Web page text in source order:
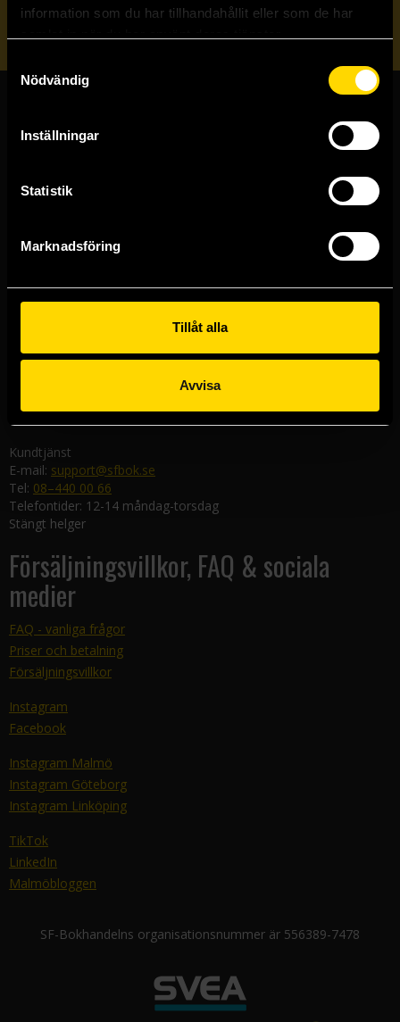
information som du har tillhandahållit eller som de har
Nödvändig
Inställningar
Statistik
Marknadsföring
Tillåt alla
Avvisa
Skicka
Butiker & kundtjänst
Västerlånggatan 48
Göteborgsbutiken
Kungsgatan 19
Malmöbutiken
582 19 Linköping
Kundtjänst
E-mail: support@sfbok.se
Tel: 08–440 00 66
Telefontider: 12-14 måndag-torsdag
Stängt helger
Försäljningsvillkor, FAQ & sociala
medier
FAQ - vanliga frågor
Priser och betalning
Försäljningsvillkor
Instagram
Facebook
Instagram Malmö
Instagram Göteborg
Instagram Linköping
TikTok
LinkedIn
Malmöbloggen
SF-Bokhandelns organisationsnummer är 556389-7478